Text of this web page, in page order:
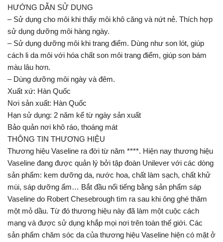
HƯỚNG DẪN SỬ DỤNG
– Sử dụng cho môi khi thấy môi khô căng và nứt nẻ. Thích hợp
sử dụng dưỡng môi hàng ngày.
– Sử dụng dưỡng môi khi trang điểm. Dùng như son lót, giúp
cách li da môi với hóa chất son môi trang điểm, giúp son bám
màu lâu hơn.
– Dùng dưỡng môi ngày và đêm.
Xuất xứ: Hàn Quốc
Nơi sản xuất: Hàn Quốc
Hạn sử dụng: 2 năm kể từ ngày sản xuất
Bảo quản nơi khô ráo, thoáng mát
THÔNG TIN THƯƠNG HIỆU
Thương hiệu Vaseline ra đời từ năm ****. Hiện nay thương hiệu
Vaseline đang được quản lý bởi tập đoàn Unilever với các dòng
sản phẩm: kem dưỡng da, nước hoa, chất làm sạch, chất khử
mùi, sáp dưỡng ẩm… Bắt đầu nổi tiếng bằng sản phẩm sáp
Vaseline do Robert Chesebrough tìm ra sau khi ông ghé thăm
một mỏ dầu. Từ đó thương hiệu này đã làm một cuộc cách
mạng và được sử dụng khắp mọi nơi trên toàn thế giới. Các
sản phẩm chăm sóc da của thương hiệu Vaseline hiện có mặt ở